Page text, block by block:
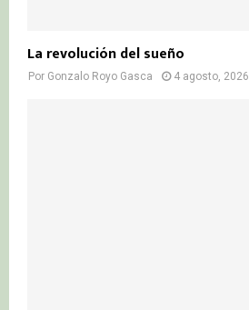
La revolución del sueño
Por Gonzalo Royo Gasca 4 agosto, 2026